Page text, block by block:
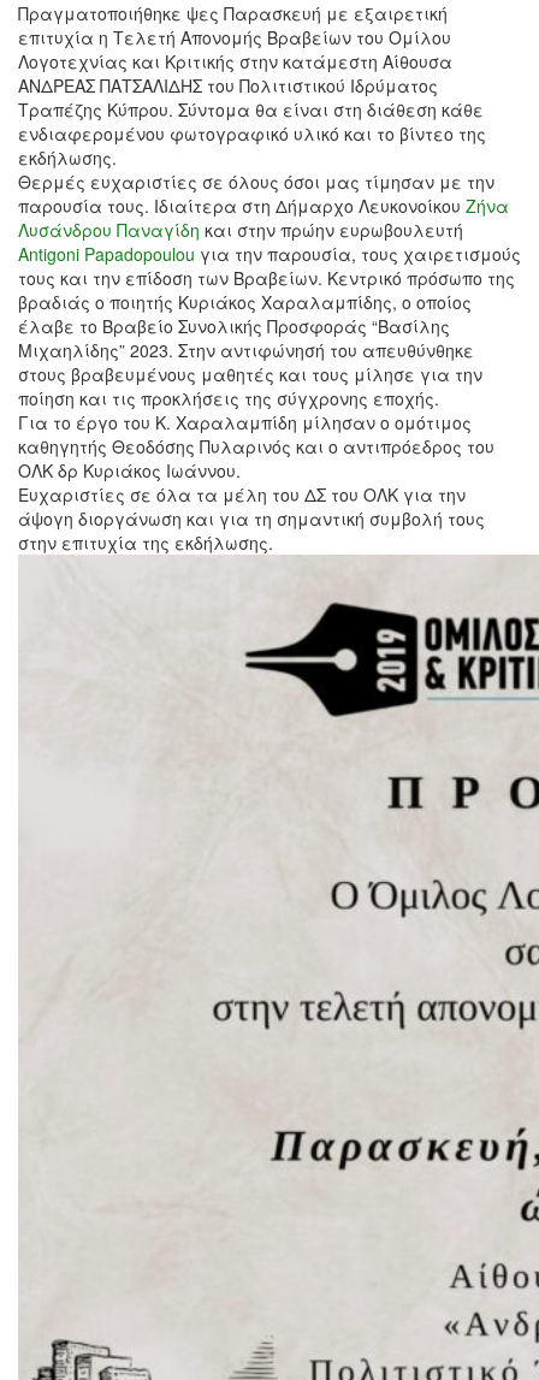
Πραγματοποιήθηκε ψες Παρασκευή με εξαιρετική
επιτυχία η Τελετή Απονομής Βραβείων του Ομίλου
Λογοτεχνίας και Κριτικής στην κατάμεστη Αίθουσα
ΑΝΔΡΕΑΣ ΠΑΤΣΑΛΙΔΗΣ του Πολιτιστικού Ιδρύματος
Τραπέζης Κύπρου. Σύντομα θα είναι στη διάθεση κάθε
ενδιαφερομένου φωτογραφικό υλικό και το βίντεο της
εκδήλωσης.
Θερμές ευχαριστίες σε όλους όσοι μας τίμησαν με την
παρουσία τους. Ιδιαίτερα στη Δήμαρχο Λευκονοίκου Ζήνα
Λυσάνδρου Παναγίδη και στην πρώην ευρωβουλευτή
Antigoni Papadopoulou για την παρουσία, τους χαιρετισμούς
τους και την επίδοση των Βραβείων. Κεντρικό πρόσωπο της
βραδιάς ο ποιητής Κυριάκος Χαραλαμπίδης, ο οποίος
έλαβε το Βραβείο Συνολικής Προσφοράς “Βασίλης
Μιχαηλίδης” 2023. Στην αντιφώνησή του απευθύνθηκε
στους βραβευμένους μαθητές και τους μίλησε για την
ποίηση και τις προκλήσεις της σύγχρονης εποχής.
Για το έργο του Κ. Χαραλαμπίδη μίλησαν ο ομότιμος
καθηγητής Θεοδόσης Πυλαρινός και ο αντιπρόεδρος του
ΟΛΚ δρ Κυριάκος Ιωάννου.
Ευχαριστίες σε όλα τα μέλη του ΔΣ του ΟΛΚ για την
άψογη διοργάνωση και για τη σημαντική συμβολή τους
στην επιτυχία της εκδήλωσης.